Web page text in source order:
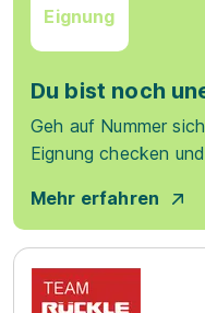
Eignung
Du bist noch
Geh auf Nummer
Eignung checken
Mehr erfahren